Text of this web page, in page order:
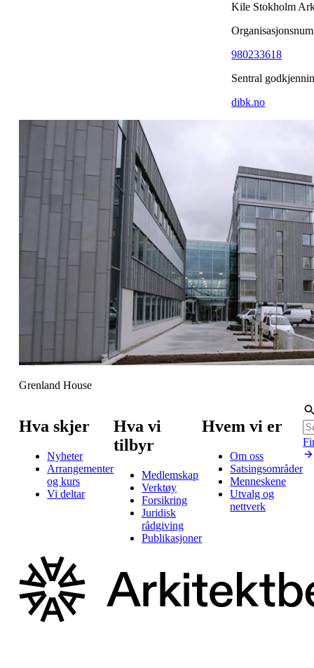
Kile Stokholm
980233618
Sentral
dibk.no
Grenland House
Hva skjer
Nyheter
Arrangementer
og kurs
Vi deltar
Hva vi
tilbyr
Medlemskap
Verktøy
Forsikring
Juridisk
rådgiving
Publikasjoner
Hvem vi er
Om oss
Satsingsområder
Menneskene
Utvalg og
nettverk